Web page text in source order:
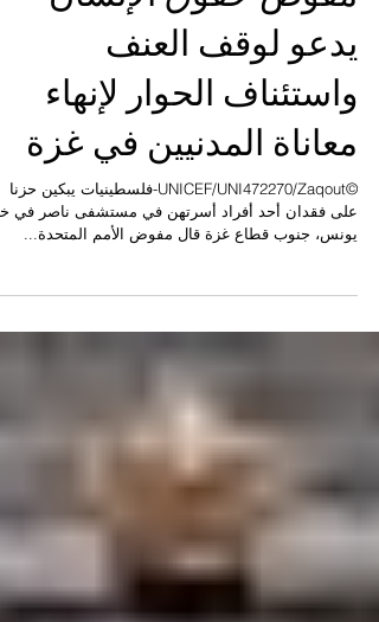
مدير النشر
مفوض حقوق الإنسان
يدعو لوقف العنف
واستئناف الحوار لإنهاء
معاناة المدنيين في غزة
على فقدان أحد أفراد أسرتهن في مستشفى ناصر في